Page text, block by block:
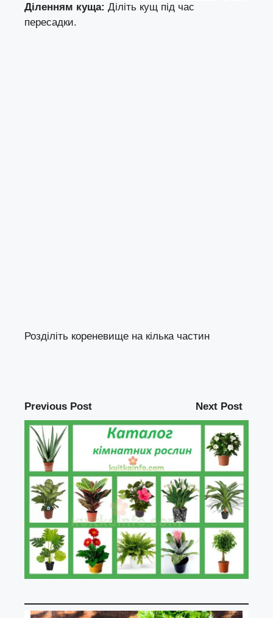
Діленням куща: Діліть кущ під час
пересадки.
Розділіть кореневище на кілька частин
Previous Post Next Post